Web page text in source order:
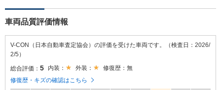
車両品質評価情報
V-CON（日本自動車査定協会）の評価を受けた車両です。（検査日：2026/
2/5）
総合評価： 5 内装： 外装：
修復歴：無
修復歴・キズの確認はこちら